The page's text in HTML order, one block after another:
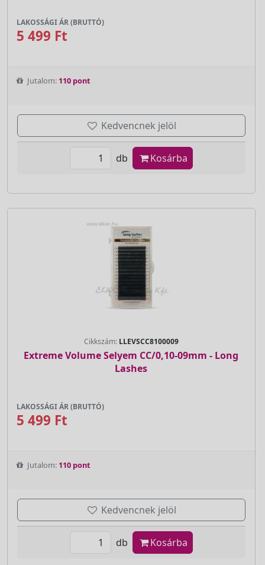
LAKOSSÁGI ÁR (BRUTTÓ)
5 499 Ft
Jutalom: 110 pont
Kedvencnek jelöl
db Kosárba
Cikkszám: LLEVSCC8100009
Extreme Volume Selyem CC/0,10-09mm - Long
Lashes
LAKOSSÁGI ÁR (BRUTTÓ)
5 499 Ft
Jutalom: 110 pont
Kedvencnek jelöl
db Kosárba